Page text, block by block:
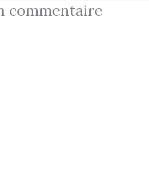
commentaire